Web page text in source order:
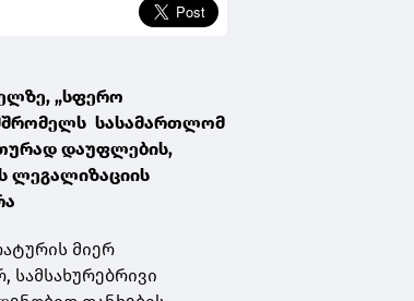
„სფერო
სასამართლომ
დაუფლების,
ლეგალიზაციის
მიერ
სამსახურებრივი